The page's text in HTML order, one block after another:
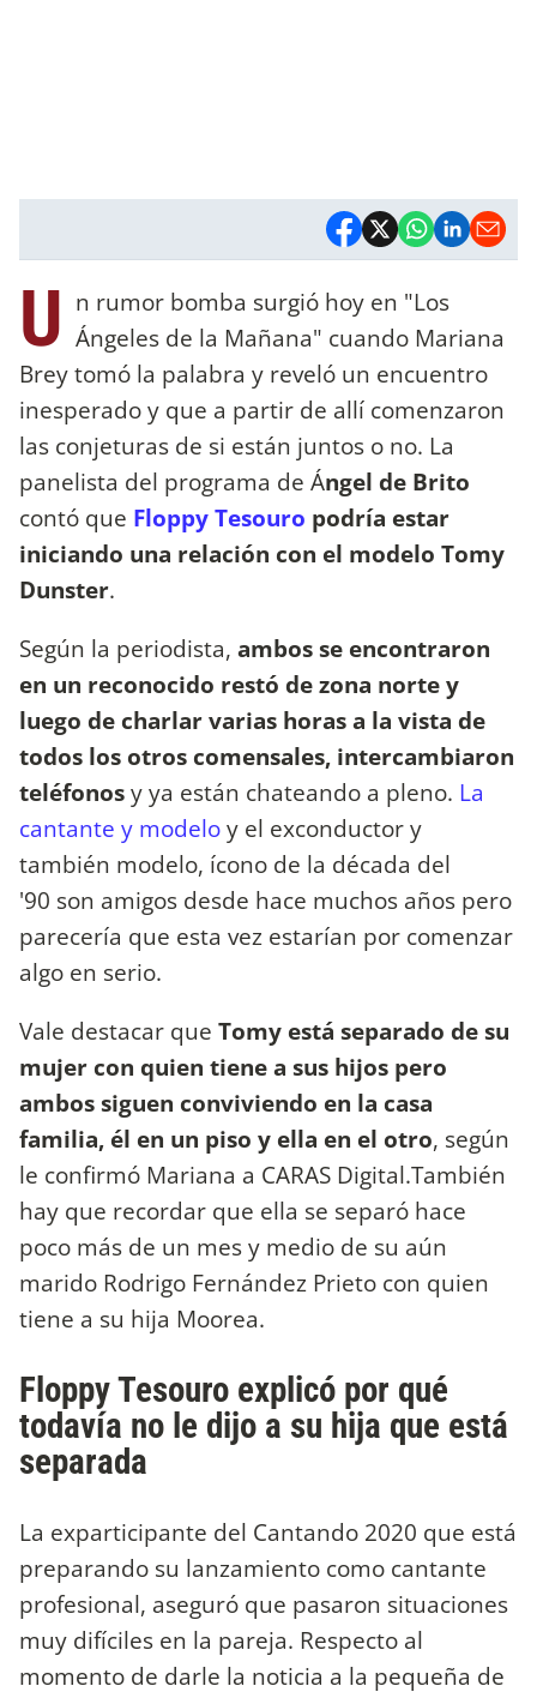
U n rumor bomba surgió hoy en "Los
Ángeles de la Mañana" cuando Mariana
Brey tomó la palabra y reveló un encuentro
inesperado y que a partir de allí comenzaron
las conjeturas de si están juntos o no. La
panelista del programa de Ángel de Brito
contó que Floppy Tesouro podría estar
iniciando una relación con el modelo Tomy
Dunster.
Según la periodista, ambos se encontraron
en un reconocido restó de zona norte y
luego de charlar varias horas a la vista de
todos los otros comensales, intercambiaron
teléfonosy ya están chateando a pleno. La
cantante y modeloy el exconductor y
también modelo, ícono de la década del
'90 son amigos desde hace muchos años pero
parecería que esta vez estarían por comenzar
algo en serio.
Vale destacar que Tomy está separado de su
mujer con quien tiene a sus hijos pero
ambos siguen conviviendo en la casa
familia, él en un piso y ella en el otro, según
le confirmó Mariana a CARAS Digital.También
hay que recordar que ella se separó hace
poco más de un mes y medio de su aún
marido Rodrigo Fernández Prieto con quien
tiene a su hija Moorea.
Floppy Tesouro explicó por qué
todavía no le dijo a su hija que está
separada
La exparticipante del Cantando 2020 que está
preparando su lanzamiento como cantante
profesional, aseguró que pasaron situaciones
muy difíciles en la pareja. Respecto al
momento de darle la noticia a la pequeña de